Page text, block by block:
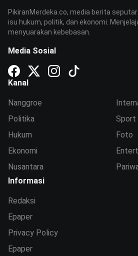
PikiranMerdeka.co, media berita
isu hukum, politik, dan ekonomi.
menyuarakan kebebasan.
Media Sosial
Kanal
Nanggroe
Politika
Hukum
Ekonomi
Nusantara
Sport
Foto
Informasi
Redaksi
Epaper
Privacy Policy
Epaper